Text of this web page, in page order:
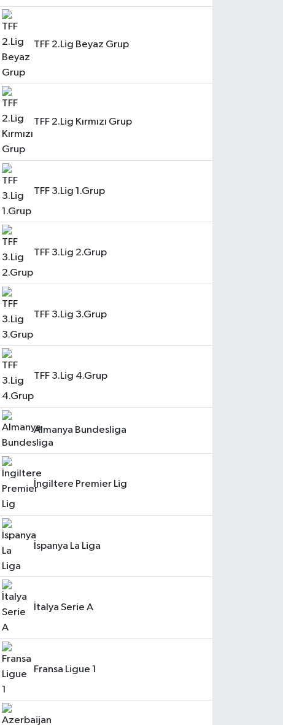
TFF 2.Lig Beyaz Grup
TFF 2.Lig Kırmızı Grup
TFF 3.Lig 1.Grup
TFF 3.Lig 2.Grup
TFF 3.Lig 3.Grup
TFF 3.Lig 4.Grup
Almanya Bundesliga
İngiltere Premier Lig
İspanya La Liga
İtalya Serie A
Fransa Ligue 1